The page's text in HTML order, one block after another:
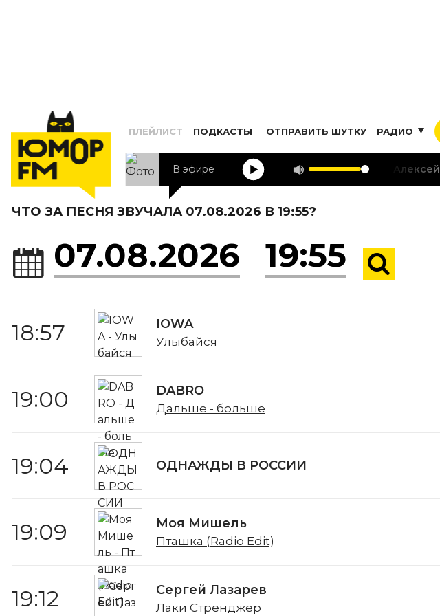
ПЛЕЙЛИСТ ПОДКАСТЫ ОТПРАВИТЬ ШУТКУ РАДИО
В эфире Алексей Воробьев
ЧТО ЗА ПЕСНЯ ЗВУЧАЛА 07.08.2026 В 19:55?
18:57 IOWA
Улыбайся
19:00 DABRO
Дальше - больше
19:04 ОДНАЖДЫ В РОССИИ
19:09 Моя Мишель
Пташка (Radio Edit)
19:12 Сергей Лазарев
Лаки Стренджер